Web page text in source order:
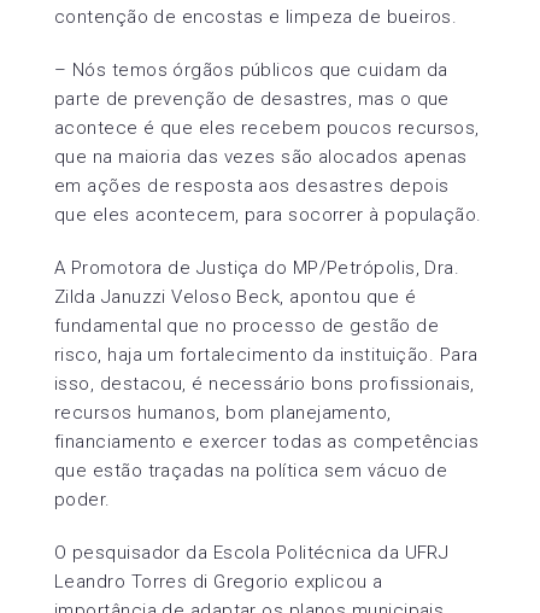
contenção de encostas e limpeza de bueiros.
– Nós temos órgãos públicos que cuidam da
parte de prevenção de desastres, mas o que
acontece é que eles recebem poucos recursos,
que na maioria das vezes são alocados apenas
em ações de resposta aos desastres depois
que eles acontecem, para socorrer à população.
A Promotora de Justiça do MP/Petrópolis, Dra.
Zilda Januzzi Veloso Beck, apontou que é
fundamental que no processo de gestão de
risco, haja um fortalecimento da instituição. Para
isso, destacou, é necessário bons profissionais,
recursos humanos, bom planejamento,
financiamento e exercer todas as competências
que estão traçadas na política sem vácuo de
poder.
O pesquisador da Escola Politécnica da UFRJ
Leandro Torres di Gregorio explicou a